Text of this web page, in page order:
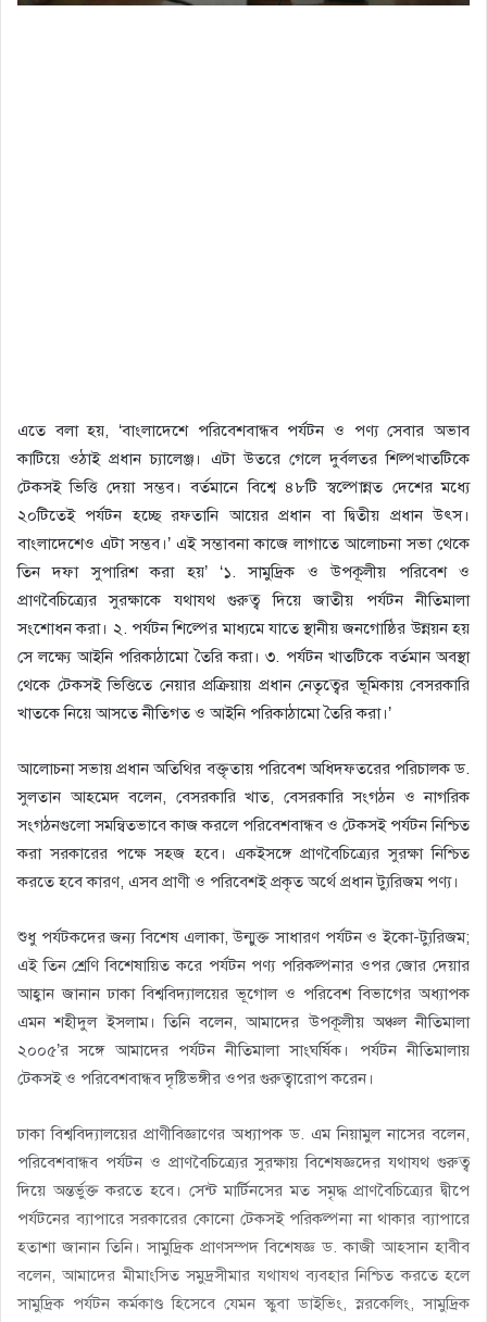
এতে বলা হয়, ‘বাংলাদেশে পরিবেশবান্ধব পর্যটন ও পণ্য সেবার অভাব
কাটিয়ে ওঠাই প্রধান চ্যালেঞ্জ। এটা উতরে গেলে দুর্বলতর শিল্পখাতটিকে
টেকসই ভিত্তি দেয়া সম্ভব। বর্তমানে বিশ্বে ৪৮টি স্বল্পোন্নত দেশের মধ্যে
২০টিতেই পর্যটন হচ্ছে রফতানি আয়ের প্রধান বা দ্বিতীয় প্রধান উৎস।
বাংলাদেশেও এটা সম্ভব।’ এই সম্ভাবনা কাজে লাগাতে আলোচনা সভা থেকে
তিন দফা সুপারিশ করা হয়’ ‘১. সামুদ্রিক ও উপকূলীয় পরিবেশ ও
প্রাণবৈচিত্র্যের সুরক্ষাকে যথাযথ গুরুত্ব দিয়ে জাতীয় পর্যটন নীতিমালা
সংশোধন করা। ২. পর্যটন শিল্পের মাধ্যমে যাতে স্থানীয় জনগোষ্ঠির উন্নয়ন হয়
সে লক্ষ্যে আইনি পরিকাঠামো তৈরি করা। ৩. পর্যটন খাতটিকে বর্তমান অবস্থা
থেকে টেকসই ভিত্তিতে নেয়ার প্রক্রিয়ায় প্রধান নেতৃত্বের ভূমিকায় বেসরকারি
খাতকে নিয়ে আসতে নীতিগত ও আইনি পরিকাঠামো তৈরি করা।’
আলোচনা সভায় প্রধান অতিথির বক্তৃতায় পরিবেশ অধিদফতরের পরিচালক ড.
সুলতান আহমেদ বলেন, বেসরকারি খাত, বেসরকারি সংগঠন ও নাগরিক
সংগঠনগুলো সমন্বিতভাবে কাজ করলে পরিবেশবান্ধব ও টেকসই পর্যটন নিশ্চিত
করা সরকারের পক্ষে সহজ হবে। একইসঙ্গে প্রাণবৈচিত্র্যের সুরক্ষা নিশ্চিত
করতে হবে কারণ, এসব প্রাণী ও পরিবেশই প্রকৃত অর্থে প্রধান ট্যুরিজম পণ্য।
শুধু পর্যটকদের জন্য বিশেষ এলাকা, উন্মুক্ত সাধারণ পর্যটন ও ইকো-ট্যুরিজম;
এই তিন শ্রেণি বিশেষায়িত করে পর্যটন পণ্য পরিকল্পনার ওপর জোর দেয়ার
আহ্বান জানান ঢাকা বিশ্ববিদ্যালয়ের ভূগোল ও পরিবেশ বিভাগের অধ্যাপক
এমন শহীদুল ইসলাম। তিনি বলেন, আমাদের উপকূলীয় অঞ্চল নীতিমালা
২০০৫’র সঙ্গে আমাদের পর্যটন নীতিমালা সাংঘর্ষিক। পর্যটন নীতিমালায়
টেকসই ও পরিবেশবান্ধব দৃষ্টিভঙ্গীর ওপর গুরুত্বারোপ করেন।
ঢাকা বিশ্ববিদ্যালয়ের প্রাণীবিজ্ঞাণের অধ্যাপক ড. এম নিয়ামুল নাসের বলেন,
পরিবেশবান্ধব পর্যটন ও প্রাণবৈচিত্র্যের সুরক্ষায় বিশেষজ্ঞদের যথাযথ গুরুত্ব
দিয়ে অন্তর্ভুক্ত করতে হবে। সেন্ট মার্টিনসের মত সমৃদ্ধ প্রাণবৈচিত্র্যের দ্বীপে
পর্যটনের ব্যাপারে সরকারের কোনো টেকসই পরিকল্পনা না থাকার ব্যাপারে
হতাশা জানান তিনি। সামুদ্রিক প্রাণসম্পদ বিশেষজ্ঞ ড. কাজী আহসান হাবীব
বলেন, আমাদের মীমাংসিত সমুদ্রসীমার যথাযথ ব্যবহার নিশ্চিত করতে হলে
সামুদ্রিক পর্যটন কর্মকাণ্ড হিসেবে যেমন স্কুবা ডাইভিং, স্নরকেলিং, সামুদ্রিক